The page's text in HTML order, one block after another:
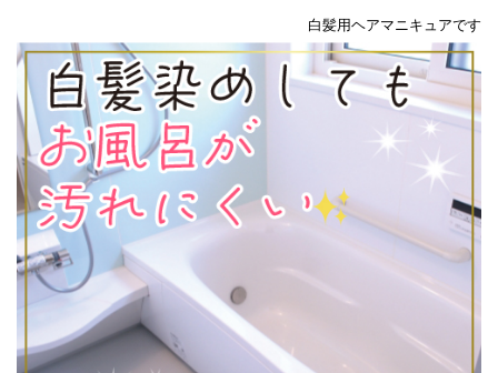
白髪用ヘアマニキュアです